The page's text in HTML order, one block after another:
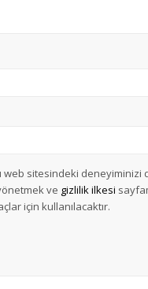
web sitesindeki deneyiminizi
ve gizlilik ilkesi
için kullanılacaktır.